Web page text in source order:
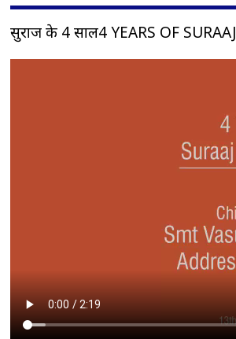
सुराज के 4 साल4 YEARS OF SURAAJ